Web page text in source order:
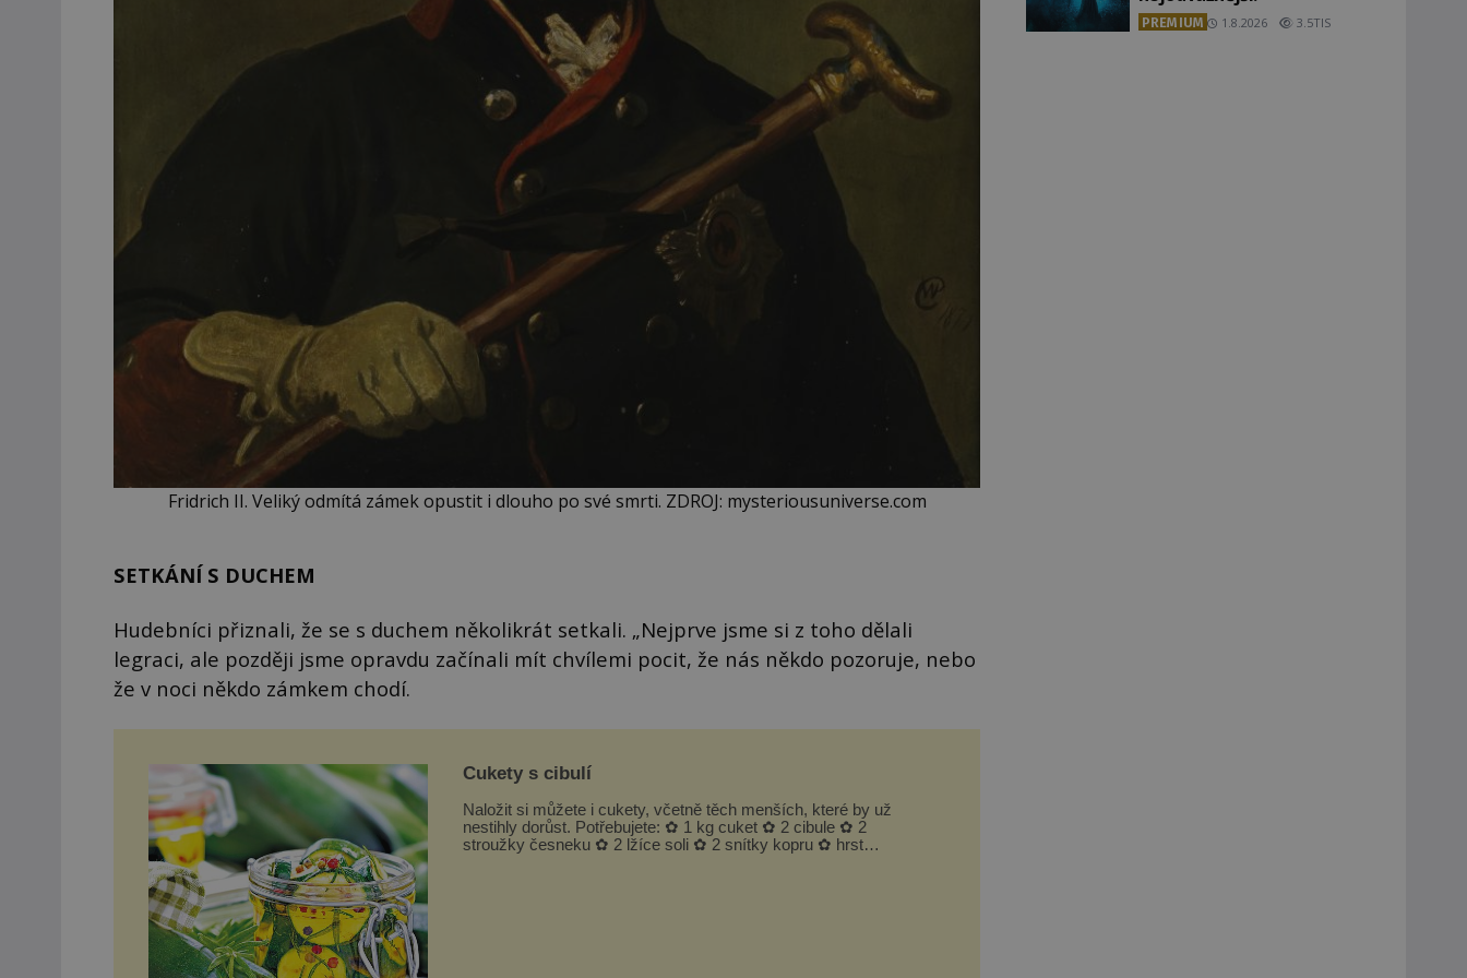
Fridrich II. Veliký odmítá zámek opustit i dlouho po své smrti. ZDROJ: mysteriousuniverse.com
SETKÁNÍ S DUCHEM
Hudebníci přiznali, že se s duchem několikrát setkali. „Nejprve jsme si z toho dělali
legraci, ale později jsme opravdu začínali mít chvílemi pocit, že nás někdo pozoruje, nebo
že v noci někdo zámkem chodí.
Cukety s cibulí
Naložit si můžete i cukety, včetně těch menších, které by už
nestihly dorůst. Potřebujete: ✿ 1 kg cuket ✿ 2 cibule ✿ 2
stroužky česneku ✿ 2 lžíce soli ✿ 2 snítky kopru ✿ hrst
PREMIUM 1.8.2026 3.5TIS